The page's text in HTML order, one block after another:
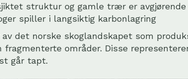
struktur og gamle trær er
spiller i langsiktig karbonlagring
det norske skoglandskapet som
områder. Disse
går tapt.